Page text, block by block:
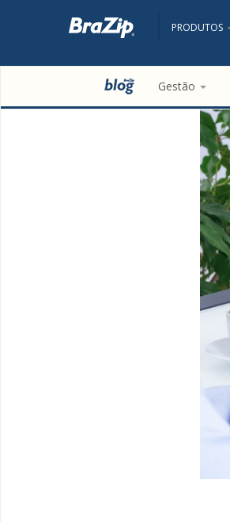
PRODUTOS
Gestão